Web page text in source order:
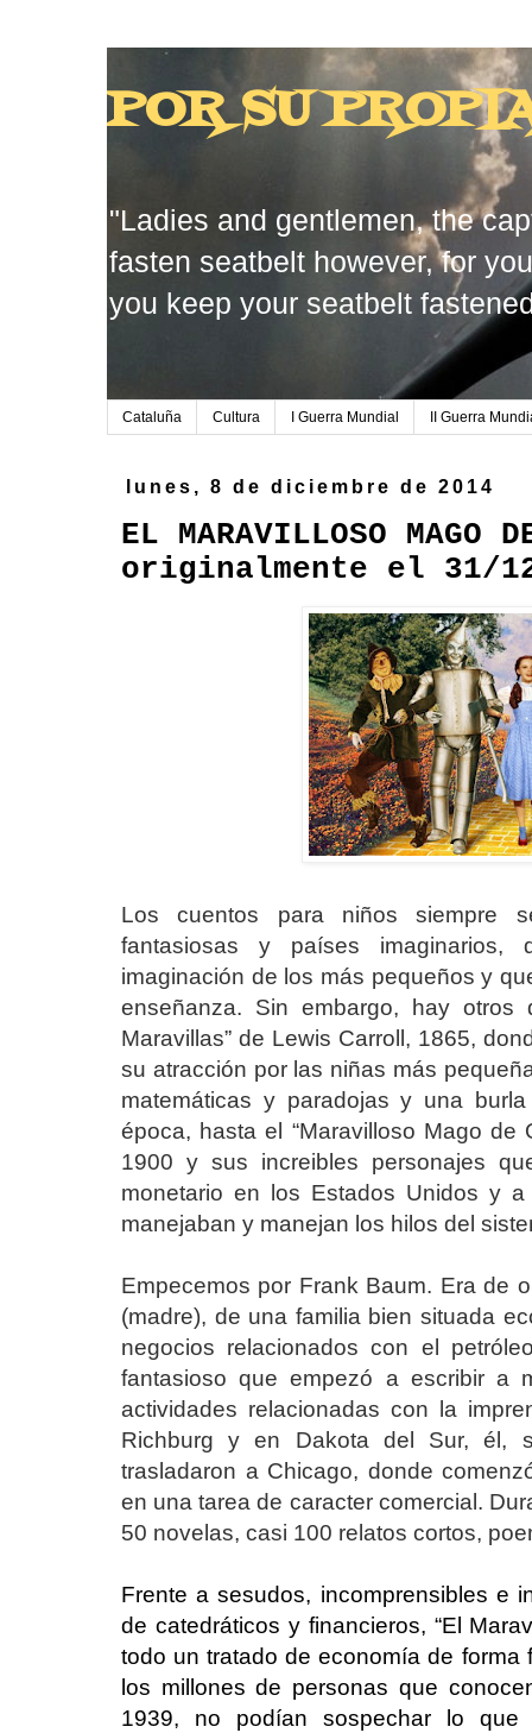
POR SU
"Ladies and gentlemen, the
fasten seatbelt however, for
you keep your seatbelt
Cataluña Cultura I Guerra Mundial II Guerra
lunes, 8 de diciembre de 2014
EL MARAVILLOSO
originalmente el 31/
Los cuentos para niños siempre
fantasiosas y países
imaginación de los más pequeños y
enseñanza. Sin embargo, hay
Maravillas” de Lewis Carroll, 1865,
su atracción por las niñas más
matemáticas y paradojas y una
época, hasta el “Maravilloso Mago de
1900 y sus increibles personajes
monetario en los Estados Unidos y
manejaban y manejan los hilos del
Empecemos por Frank Baum. Era de
(madre), de una familia bien situada
negocios relacionados con el
fantasioso que empezó a escribir a
actividades relacionadas con la
Richburg y en Dakota del Sur, él,
trasladaron a Chicago, donde
en una tarea de caracter comercial.
50 novelas, casi 100 relatos cortos,
Frente a sesudos, incomprensibles e
de catedráticos y financieros, “El
todo un tratado de economía de forma
los millones de personas que
1939, no podían sospechar lo